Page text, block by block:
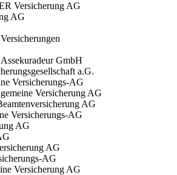
Versicherung AG
AG
GmbH
a.G.
Versicherungs-AG
Versicherung AG
AG
Versicherungs-AG
AG
AG
AG
Versicherung AG